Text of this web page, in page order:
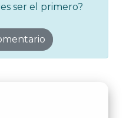
ser el primero?